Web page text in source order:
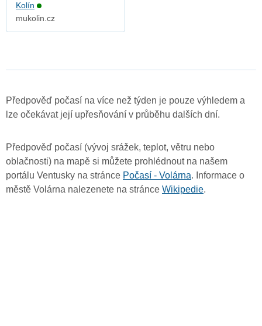
Kolín
mukolin.cz
Předpověď počasí na více než týden je pouze výhledem a
lze očekávat její upřesňování v průběhu dalších dní.
Předpověď počasí (vývoj srážek, teplot, větru nebo
oblačnosti) na mapě si můžete prohlédnout na našem
portálu Ventusky na stránce Počasí - Volárna. Informace o
městě Volárna nalezenete na stránce Wikipedie.